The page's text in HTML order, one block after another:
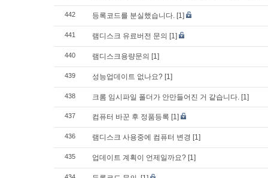
442 등록코드를 분실했습니다. [1]
441 램디스크 유료버전 문의 [1]
440 램디스크용량문의 [1]
439 성능업데이트 없나요? [1]
438 크롬 임시파일 폴더가 안만들어진 거 같습니다. [1]
437 컴퓨터 바꾼 후 정품등록 [1]
436 램디스크 사용중에 컴퓨터 변경 [1]
435 업데이트 계획이 언제일까요? [1]